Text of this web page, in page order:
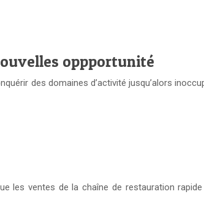
oppportunité
des domaines d’activité jusqu’alors
les ventes de la chaîne de restauration